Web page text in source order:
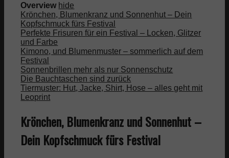
Overview hide
Krönchen, Blumenkranz und Sonnenhut – Dein
Kopfschmuck fürs Festival
Perfekte Frisuren für ein Festival – Locken, Glitzer
und Farbe
Kimono, und Blumenmuster – sommerlich auf dem
Festival
Sonnenbrillen mehr als nur Sonnenschutz
Die Bauchtaschen sind zurück
Tiermuster: Hut, Jacke, Shirt, Hose – alles geht mit
Leoprint
Krönchen, Blumenkranz und Sonnenhut –
Dein Kopfschmuck fürs Festival